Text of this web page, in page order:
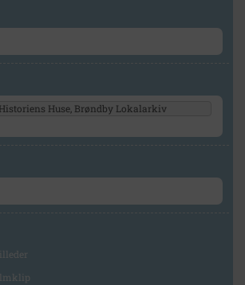
Huse, Brøndby Lokalarkiv